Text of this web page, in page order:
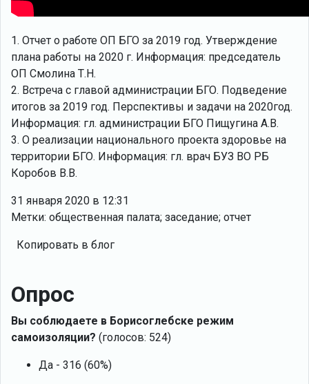
1. Отчет о работе ОП БГО за 2019 год. Утверждение
плана работы на 2020 г. Информация: председатель
ОП Смолина Т.Н.
2. Встреча с главой администрации БГО. Подведение
итогов за 2019 год. Перспективы и задачи на 2020год.
Информация: гл. администрации БГО Пищугина А.В.
3. О реализации национального проекта здоровье на
территории БГО. Информация: гл. врач БУЗ ВО РБ
Коробов В.В.
31 января 2020 в 12:31
Метки: общественная палата; заседание; отчет
Копировать в блог
Опрос
Вы соблюдаете в Борисоглебске режим
самоизоляции? (голосов: 524)
Да - 316 (60%)